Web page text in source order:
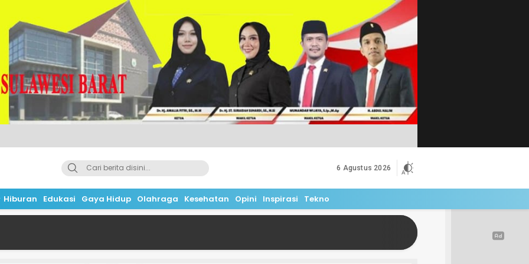
6 Agustus 2026
Hiburan Edukasi Gaya Hidup Olahraga Kesehatan Opini Inspirasi Tekno